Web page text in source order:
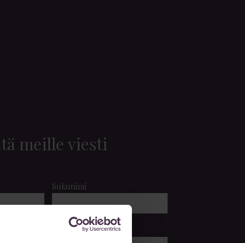
meille viesti
Sukunimi
Puhelin